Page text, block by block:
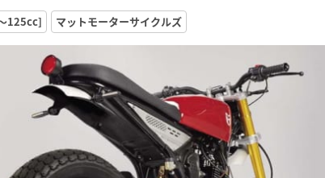
125cc] マットモーターサイクルズ